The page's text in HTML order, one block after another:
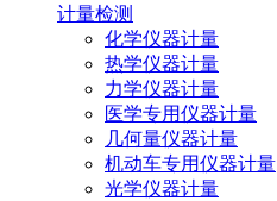
计量检测
化学仪器计量
热学仪器计量
力学仪器计量
医学专用仪器计量
几何量仪器计量
机动车专用仪器计量
光学仪器计量